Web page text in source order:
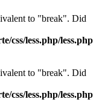
to "break". Did
css/less.php/less.php
to "break". Did
css/less.php/less.php